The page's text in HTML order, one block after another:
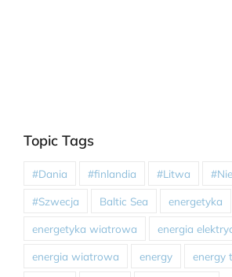
Topic Tags
#Dania #finlandia #Litwa
#Szwecja Baltic Sea energetyka
energetyka wiatrowa energia
energia wiatrowa energy energy